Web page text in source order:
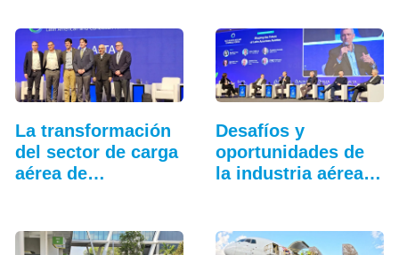
La transformación
del sector de carga
aérea de
Desafíos y
oportunidades de
la industria aérea